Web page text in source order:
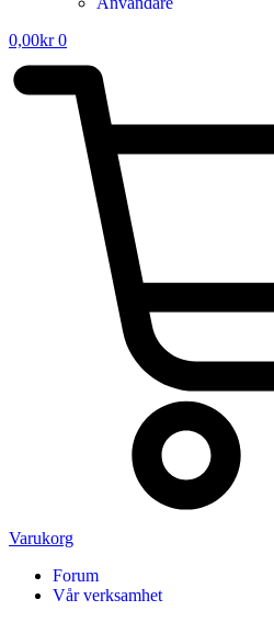
0,00kr 0
Varukorg
Forum
Vår verksamhet